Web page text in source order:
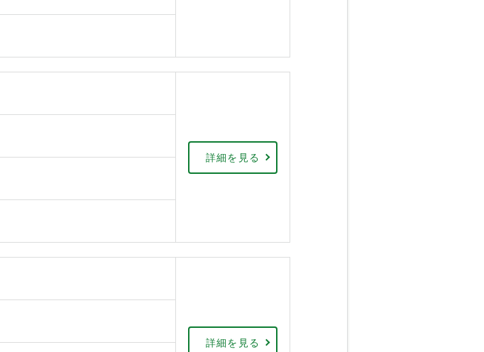
詳細を見る
詳細を見る